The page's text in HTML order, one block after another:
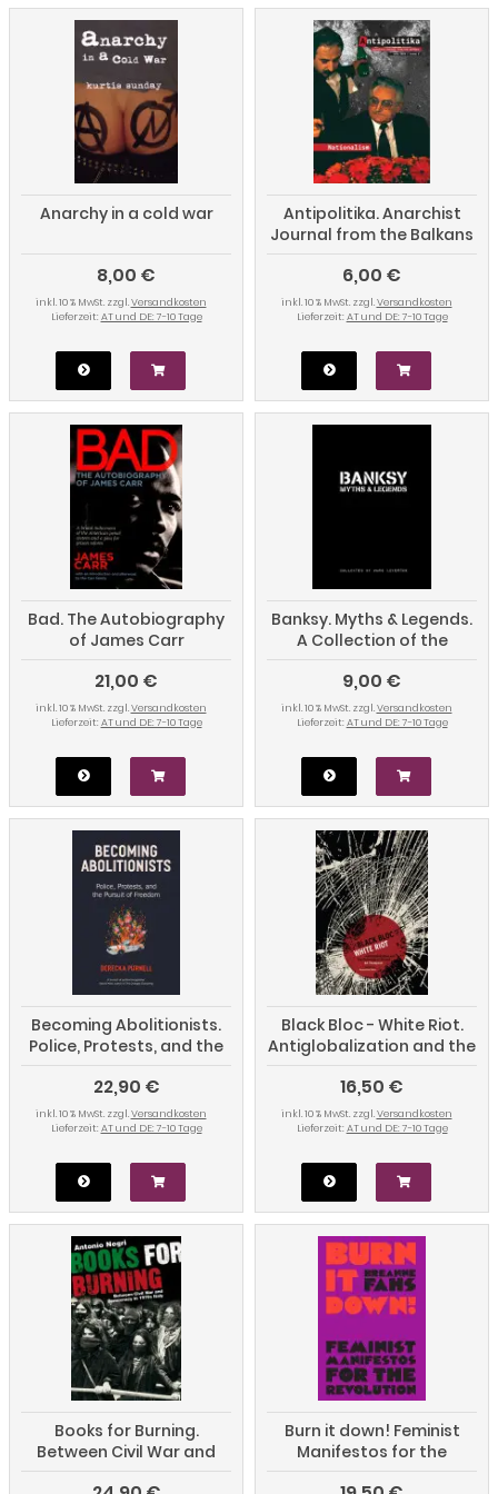
Anarchy in a cold war
8,00 €
inkl. 10 % MwSt. zzgl.Versandkosten
Lieferzeit: AT und DE: 7-10 Tage
Antipolitika. Anarchist
Journal from the Balkans
(3/2023)
6,00 €
inkl. 10 % MwSt. zzgl.Versandkosten
Lieferzeit: AT und DE: 7-10 Tage
Bad. The Autobiography
of James Carr
21,00 €
inkl. 10 % MwSt. zzgl.Versandkosten
Lieferzeit: AT und DE: 7-10 Tage
Banksy. Myths & Legends.
A Collection of the
Unbelievable and the
Incredible
9,00 €
inkl. 10 % MwSt. zzgl.Versandkosten
Lieferzeit: AT und DE: 7-10 Tage
Becoming Abolitionists.
Police, Protests, and the
Pursuit of Freedom
22,90 €
inkl. 10 % MwSt. zzgl.Versandkosten
Lieferzeit: AT und DE: 7-10 Tage
Black Bloc - White Riot.
Antiglobalization and the
Genealogy of Dissent
16,50 €
inkl. 10 % MwSt. zzgl.Versandkosten
Lieferzeit: AT und DE: 7-10 Tage
Books for Burning.
Between Civil War and
Democracy in 1970s Italy
Burn it down! Feminist
Manifestos for the
Revolution